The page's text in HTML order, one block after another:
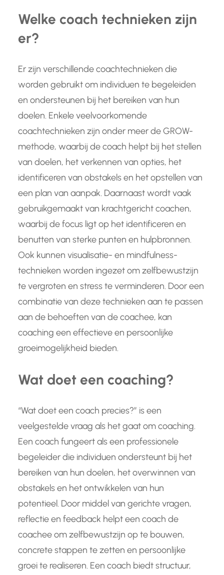
Welke coach technieken zijn
er?
Er zijn verschillende coachtechnieken die
worden gebruikt om individuen te begeleiden
en ondersteunen bij het bereiken van hun
doelen. Enkele veelvoorkomende
coachtechnieken zijn onder meer de GROW-
methode, waarbij de coach helpt bij het stellen
van doelen, het verkennen van opties, het
identificeren van obstakels en het opstellen van
een plan van aanpak. Daarnaast wordt vaak
gebruikgemaakt van krachtgericht coachen,
waarbij de focus ligt op het identificeren en
benutten van sterke punten en hulpbronnen.
Ook kunnen visualisatie- en mindfulness-
technieken worden ingezet om zelfbewustzijn
te vergroten en stress te verminderen. Door een
combinatie van deze technieken aan te passen
aan de behoeften van de coachee, kan
coaching een effectieve en persoonlijke
groeimogelijkheid bieden.
Wat doet een coaching?
“Wat doet een coach precies?” is een
veelgestelde vraag als het gaat om coaching.
Een coach fungeert als een professionele
begeleider die individuen ondersteunt bij het
bereiken van hun doelen, het overwinnen van
obstakels en het ontwikkelen van hun
potentieel. Door middel van gerichte vragen,
reflectie en feedback helpt een coach de
coachee om zelfbewustzijn op te bouwen,
concrete stappen te zetten en persoonlijke
groei te realiseren. Een coach biedt structuur,